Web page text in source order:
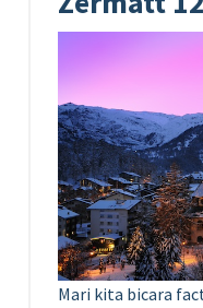
Mari kita bicara